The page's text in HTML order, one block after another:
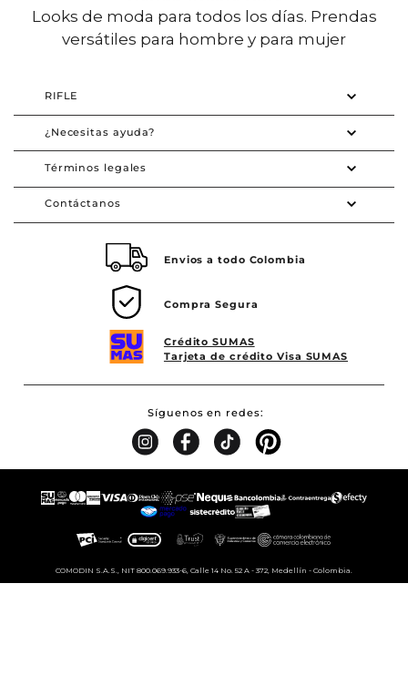
Looks de moda para todos los días. Prendas
versátiles para hombre y para mujer
RIFLE
¿Necesitas ayuda?
Términos legales
Contáctanos
Envios a todo Colombia
Compra Segura
Crédito SUMAS
Tarjeta de crédito Visa SUMAS
Síguenos en redes
COMODIN S.A.S., NIT 800.069.933-6, Calle 14 No. 52 A - 372, Medellín - Colombia.